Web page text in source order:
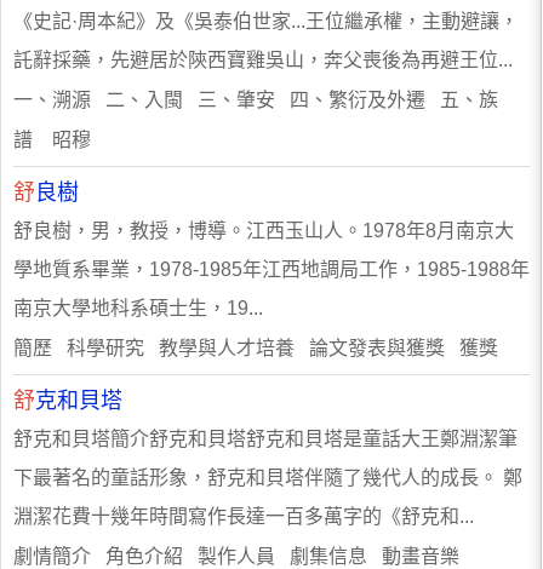
《史記·周本紀》及《吳泰伯世家...王位繼承權，主動避讓，
託辭採藥，先避居於陝西寶雞吳山，奔父喪後為再避王位...
一、溯源 二、入閩 三、肇安 四、繁衍及外遷 五、族
譜 昭穆
舒 良樹
舒良樹，男，教授，博導。江西玉山人。1978年8月南京大
學地質系畢業，1978-1985年江西地調局工作，1985-1988年
南京大學地科系碩士生，19...
簡歷 科學研究 教學與人才培養 論文發表與獲獎 獲獎
舒克和貝塔
舒克和貝塔簡介舒克和貝塔舒克和貝塔是童話大王鄭淵潔筆
下最著名的童話形象，舒克和貝塔伴隨了幾代人的成長。 鄭
淵潔花費十幾年時間寫作長達一百多萬字的《舒克和...
劇情簡介 角色介紹 製作人員 劇集信息 動畫音樂